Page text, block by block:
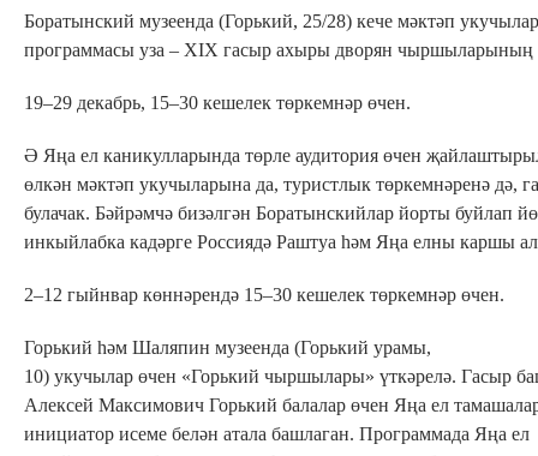
Боратынский музеенда (Горький, 25/28) кече мәктәп
программасы уза – XIX гасыр ахыры дворян чыршыларының
19–29 декабрь, 15–30 кешелек төркемнәр өчен.
Ә Яңа ел каникулларында төрле аудитория өчен
өлкән мәктәп укучыларына да, туристлык төркемнәренә дә,
булачак. Бәйрәмчә бизәлгән Боратынскийлар йорты буйлап
инкыйлабка кадәрге Россиядә Раштуа һәм Яңа елны каршы
2–12 гыйнвар көннәрендә 15–30 кешелек төркемнәр өчен.
Горький һәм Шаляпин музеенда (Горький урамы,
10) укучылар өчен «Горький чыршылары» үткәрелә. Гасыр
Алексей Максимович Горький балалар өчен Яңа ел
инициатор исеме белән атала башлаган. Программада Яңа